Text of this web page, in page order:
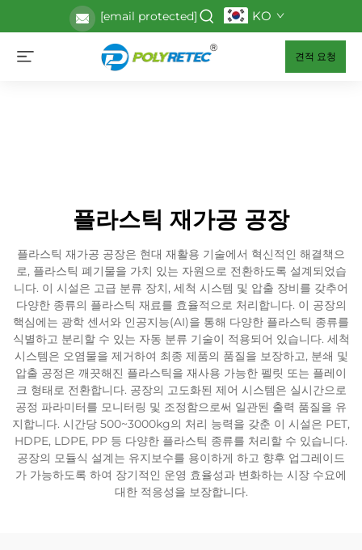
[email protected] KO
견적 요청
플라스틱 재가공 공장
플라스틱 재가공 공장은 현대 재활용 기술에서 혁신적인 해결책으
로, 플라스틱 폐기물을 가치 있는 자원으로 전환하도록 설계되었습
니다. 이 시설은 고급 분류 장치, 세척 시스템 및 압출 장비를 갖추어
다양한 종류의 플라스틱 재료를 효율적으로 처리합니다. 이 공장의
핵심에는 광학 센서와 인공지능(AI)을 통해 다양한 플라스틱 종류를
식별하고 분리할 수 있는 자동 분류 기술이 적용되어 있습니다. 세척
시스템은 오염물을 제거하여 최종 제품의 품질을 보장하고, 분쇄 및
압출 공정은 깨끗해진 플라스틱을 재사용 가능한 펠릿 또는 플레이
크 형태로 전환합니다. 공장의 고도화된 제어 시스템은 실시간으로
공정 파라미터를 모니터링 및 조정함으로써 일관된 출력 품질을 유
지합니다. 시간당 500~3000kg의 처리 능력을 갖춘 이 시설은 PET,
HDPE, LDPE, PP 등 다양한 플라스틱 종류를 처리할 수 있습니다.
공장의 모듈식 설계는 유지보수를 용이하게 하고 향후 업그레이드
가 가능하도록 하여 장기적인 운영 효율성과 변화하는 시장 수요에
대한 적응성을 보장합니다.